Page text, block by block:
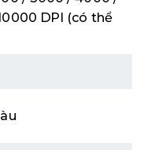
DPI (có thể